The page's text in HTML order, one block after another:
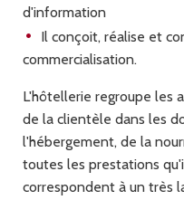
d'information
Il conçoit, réalise et
commercialisation.
L'hôtellerie regroupe les
de la clientèle dans les
l'hébergement, de la
toutes les prestations
correspondent à un très